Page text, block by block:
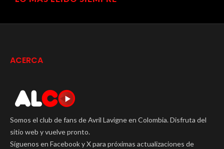
ACERCA
Somos el club de fans de Avril Lavigne en Colombia. Disfruta del
sitio web y vuelve pronto.
Síguenos en Facebook y X para próximas actualizaciones de